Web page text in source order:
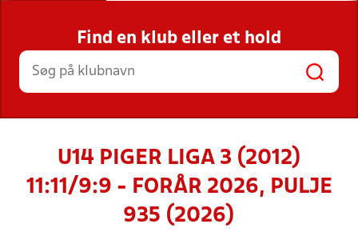
INDHOLD OG NYHEDER
STILLINGER, RESULTATER, KLUBBER OG
HOLD
Find en klub eller et hold
U14 PIGER LIGA 3 (2012)
11:11/9:9 - FORÅR 2026, PULJE
935 (2026)